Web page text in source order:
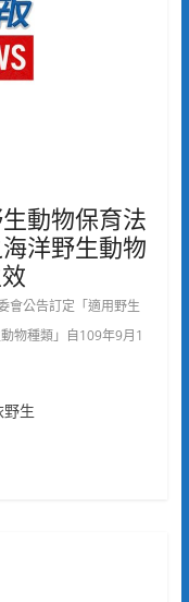
動物保育法
洋野生動物
會公告訂定「適用野生
物種類」自109年9月1
野生